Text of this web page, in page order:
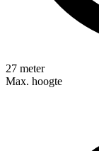
27 meter
Max. hoogte